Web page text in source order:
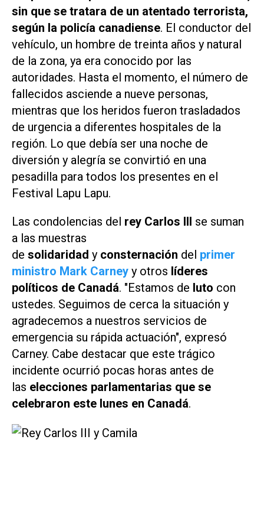
sin que se tratara de un atentado terrorista,
según la policía canadiense. El conductor del
vehículo, un hombre de treinta años y natural
de la zona, ya era conocido por las
autoridades. Hasta el momento, el número de
fallecidos asciende a nueve personas,
mientras que los heridos fueron trasladados
de urgencia a diferentes hospitales de la
región. Lo que debía ser una noche de
diversión y alegría se convirtió en una
pesadilla para todos los presentes en el
Festival Lapu Lapu.
Las condolencias del rey Carlos III se suman
a las muestras
de solidaridad y consternación del primer
ministro Mark Carney y otros líderes
políticos de Canadá. "Estamos de luto con
ustedes. Seguimos de cerca la situación y
agradecemos a nuestros servicios de
emergencia su rápida actuación", expresó
Carney. Cabe destacar que este trágico
incidente ocurrió pocas horas antes de
las elecciones parlamentarias que se
celebraron este lunes en Canadá.